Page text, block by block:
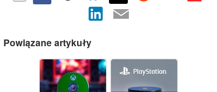
Powiązane artykuły